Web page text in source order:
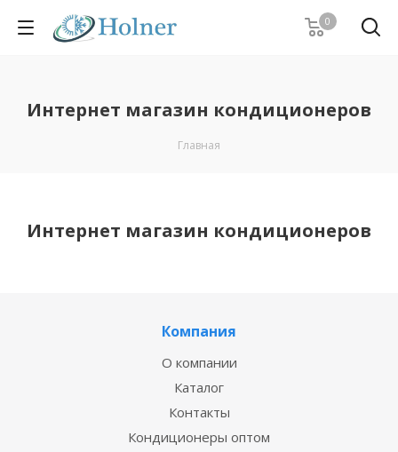
0
Интернет магазин кондиционеров
Главная
Интернет магазин кондиционеров
Компания
О компании
Каталог
Контакты
Кондиционеры оптом